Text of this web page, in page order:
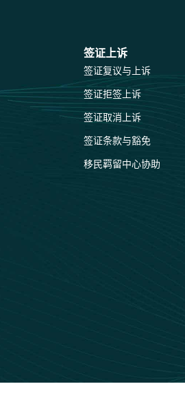
签证上诉
签证复议与上诉
签证拒签上诉
签证取消上诉
签证条款与豁免
移民羁留中心协助